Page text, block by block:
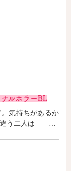
ルホラーBL
気持ちがあるか
違う二人は――…